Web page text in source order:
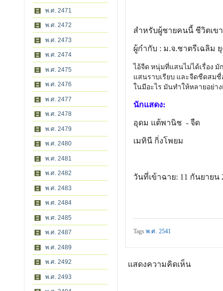
พ.ศ. 2471
พ.ศ. 2472
พ.ศ. 2473
พ.ศ. 2474
พ.ศ. 2475
พ.ศ. 2476
พ.ศ. 2477
พ.ศ. 2478
พ.ศ. 2479
พ.ศ. 2480
พ.ศ. 2481
พ.ศ. 2482
พ.ศ. 2483
พ.ศ. 2484
พ.ศ. 2485
พ.ศ. 2487
พ.ศ. 2489
พ.ศ. 2492
พ.ศ. 2493
สำหรับผู้ชายคนนี้ ชีวิตเข
ผู้กำกับ : ม.จ.ชาตรีเฉลิม
ไอ้จืด หนุ่มที่แสนไม่ได้เรื่อง มั
แสนราบเรียบ และจืดชืดสมชื่
ในมีอะไร มันทำให้หลายอย่า
นักแสดง:
อุดม แต้พานิช - จืด
เมทินี กิ่งโพยม
วันที่เข้าฉาย: 11 กันยายน
Tagsพ.ศ. 2541
แสดงความคิดเห็น